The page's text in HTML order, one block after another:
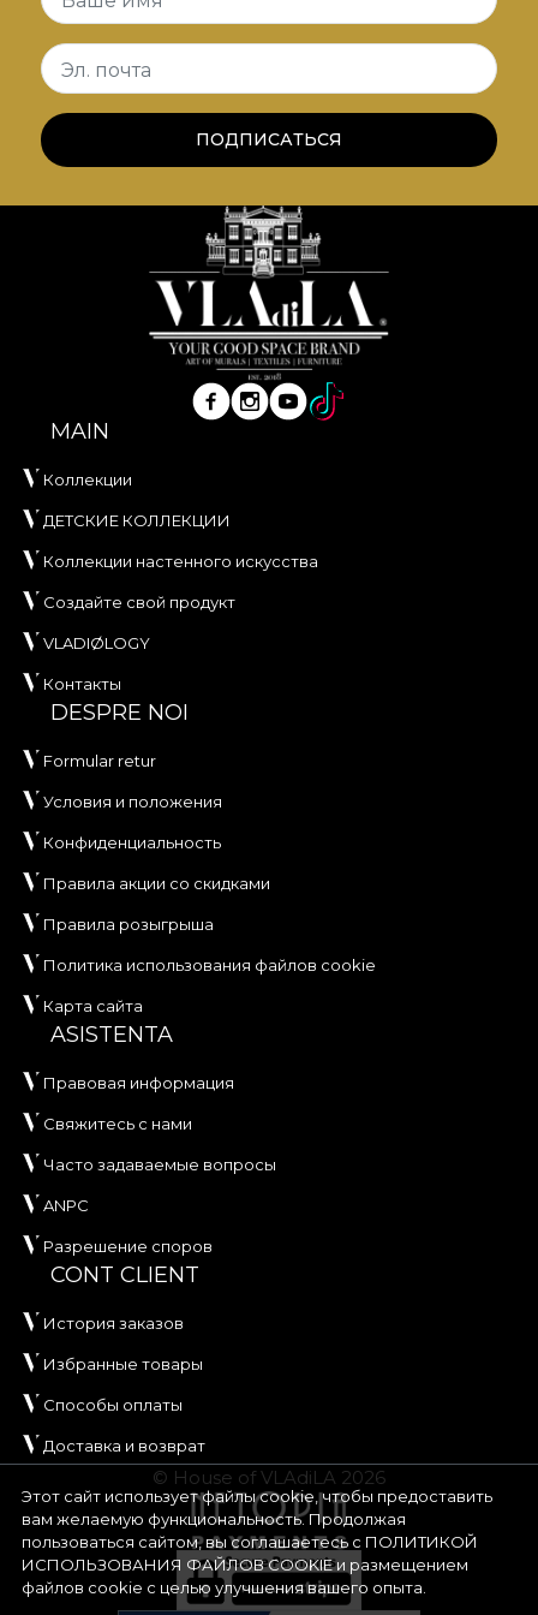
процесс обновления интерьера,
соответствующий высоким стандартам
качества.
Этот сайт использует файлы cookie, чтобы предоставить
вам желаемую функциональность. Продолжая
пользоваться сайтом, вы соглашаетесь с ПОЛИТИКОЙ
ИСПОЛЬЗОВАНИЯ ФАЙЛОВ COOKIEи размещением
файлов cookie с целью улучшения вашего опыта.
Эл. почта
ПОДПИСАТЬСЯ
MAIN
Коллекции
ДЕТСКИЕ КОЛЛЕКЦИИ
Коллекции настенного искусства
Создайте свой продукт
VLADIØLOGY
Контакты
DESPRE NOI
Formular retur
Условия и положения
Конфиденциальность
Правила акции со скидками
Правила розыгрыша
Политика использования файлов cookie
Карта сайта
ASISTENTA
Правовая информация
Свяжитесь с нами
Часто задаваемые вопросы
ANPC
Разрешение споров
CONT CLIENT
История заказов
Избранные товары
Способы оплаты
Доставка и возврат
© House of VLAdiLA 2026